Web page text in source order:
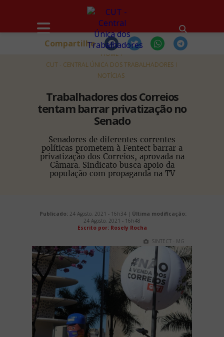
HOME
CUT - CENTRAL ÚNICA DOS TRABALHADORES
NOTÍCIAS
Trabalhadores dos Correios
tentam barrar privatização no
Senado
Senadores de diferentes correntes
políticas prometem à Fentect barrar a
privatização dos Correios, aprovada na
Câmara. Sindicato busca apoio da
população com propaganda na TV
Compartilhe
Publicado: 24 Agosto, 2021 - 16h34 | Última modificação:
24 Agosto, 2021 - 16h48
Escrito por: Rosely Rocha
SINTECT - MG